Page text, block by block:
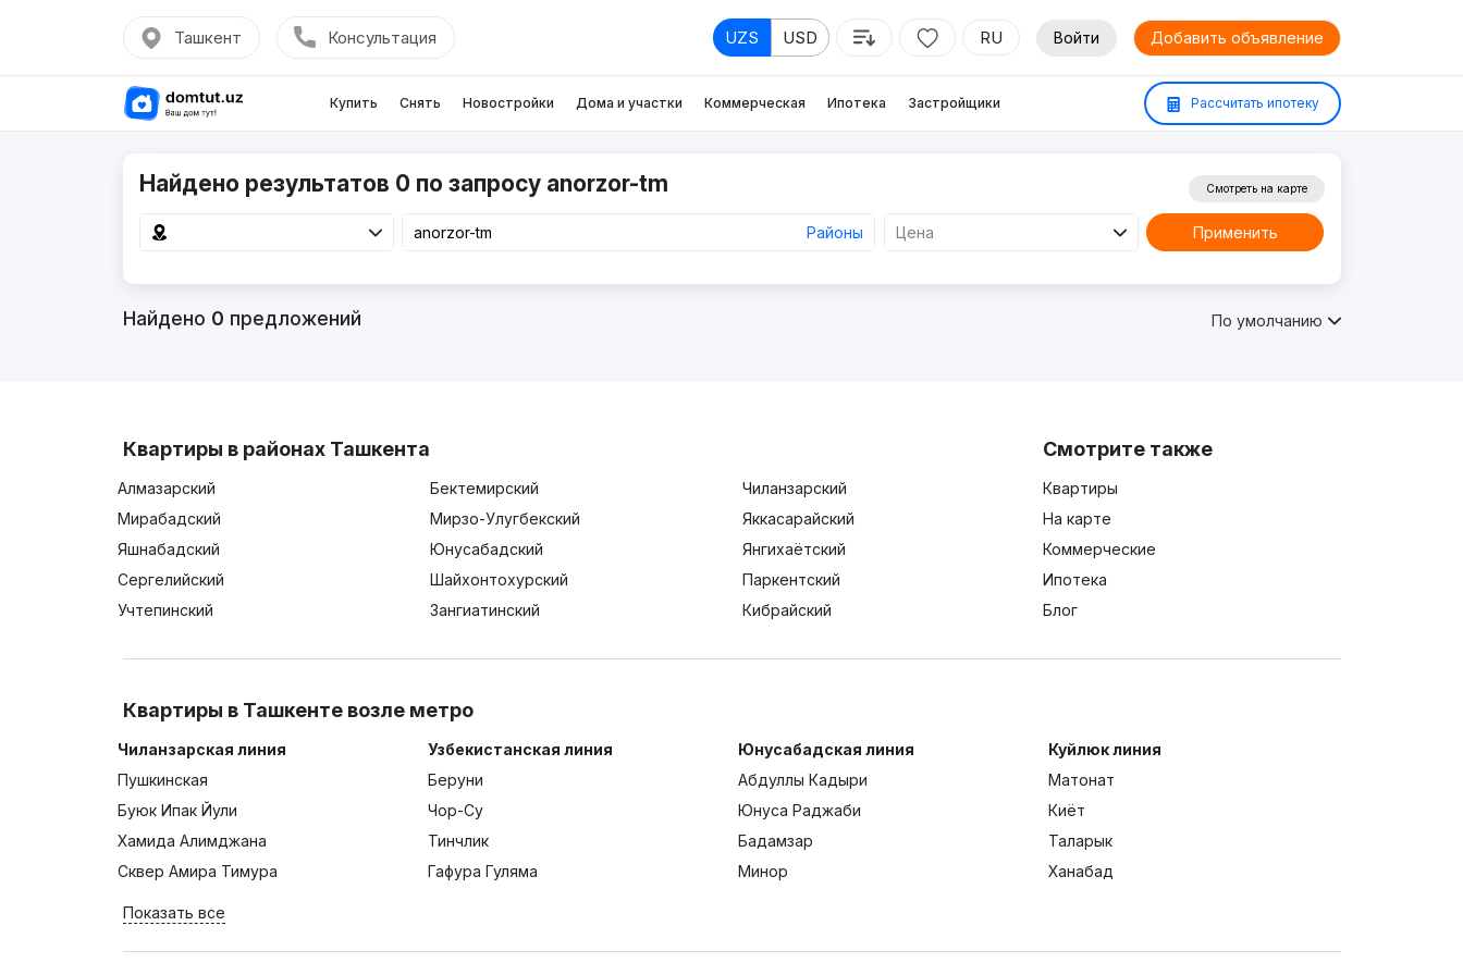
Ташкент Консультация UZS USD RU Войти Добавить объявление
Купить Снять Новостройки Дома и участки Коммерческая Ипотека Застройщики Рассчитать ипотеку
Найдено результатов 0 по запросу anorzor-tm
Районы Цена
Смотреть на карте
Применить
Найдено 0 предложений По умолчанию
Квартиры в районах Ташкента
Алмазарский Бектемирский
Чиланзарский
Мирабадский
Мирзо-Улугбекский
Яккасарайский
Яшнабадский
Юнусабадский
Янгихаётский
Сергелийский
Шайхонтохурский
Паркентский
Учтепинский
Зангиатинский Кибрайский
Смотрите также
Квартиры
На карте
Коммерческие
Ипотека
Блог
Квартиры в Ташкенте возле метро
Чиланзарская линия
Пушкинская
Буюк Ипак Йули
Хамида Алимджана
Сквер Амира Тимура
Узбекистанская линия
Беруни
Чор-Су
Тинчлик
Гафура Гуляма
Юнусабадская линия
Абдуллы Кадыри
Юнуса Раджаби
Бадамзар
Минор
Куйлюк линия
Матонат
Киёт
Таларык
Ханабад
Показать все